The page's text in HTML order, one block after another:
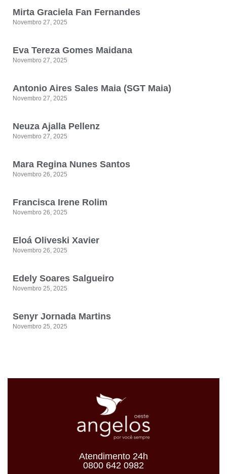
Mirta Graciela Fan Fernandes
Novembro 27, 2025
Eva Tereza Gomes Maidana
Novembro 27, 2025
Antonio Aires Sales Maia (SGT Maia)
Novembro 27, 2025
Neuza Ajalla Pellenz
Novembro 27, 2025
Mara Regina Nunes Santos
Novembro 26, 2025
Francisca Irene Rolim
Novembro 26, 2025
Eloá Oliveski Xavier
Novembro 26, 2025
Edely Soares Salgueiro
Novembro 25, 2025
Senyr Jornada Martins
Novembro 25, 2025
Atendimento 24h
0800 642 0982